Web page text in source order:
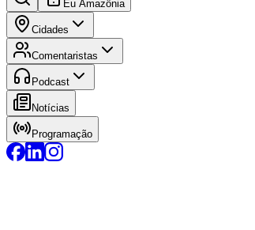
Eu Amazônia
Cidades
Comentaristas
Podcast
Notícias
Programação